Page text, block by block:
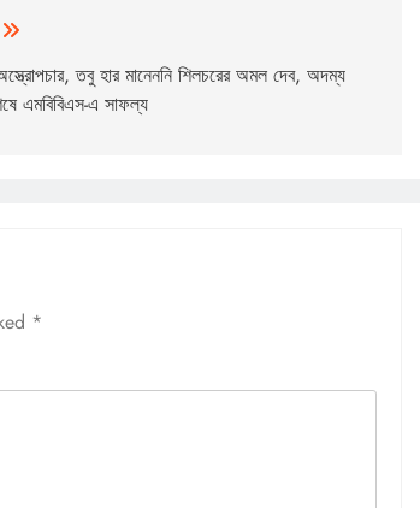
তবু হার মানেননি শিলচরের অমল দেব, অদম্য
এমবিবিএস-এ সাফল্য
*